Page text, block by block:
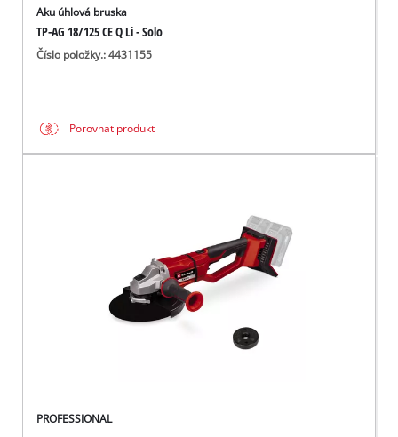
Aku úhlová bruska
TP-AG 18/125 CE Q Li - Solo
Číslo položky.: 4431155
Porovnat produkt
PROFESSIONAL